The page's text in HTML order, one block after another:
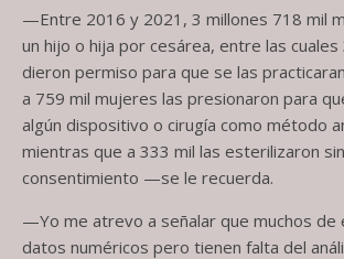
—Entre 2016 y 2021, 3 millones 718 mil
un hijo o hija por cesárea, entre las
dieron permiso para que se las
a 759 mil mujeres las presionaron para
algún dispositivo o cirugía como método
mientras que a 333 mil las esterilizaron
consentimiento —se le recuerda.
—Yo me atrevo a señalar que muchos de
datos numéricos pero tienen falta del